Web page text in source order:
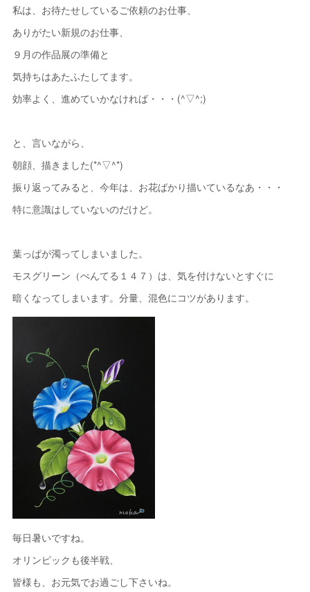
私は、お待たせしているご依頼のお仕事、
ありがたい新規のお仕事、
９月の作品展の準備と
気持ちはあたふたしてます。
効率よく、進めていかなければ・・・(^▽^;)
と、言いながら、
朝顔、描きました(*^▽^*)
振り返ってみると、今年は、お花ばかり描いているなあ・・・
特に意識はしていないのだけど。
葉っぱが濁ってしまいました。
モスグリーン（ぺんてる１４７）は、気を付けないとすぐに
暗くなってしまいます。分量、混色にコツがあります。
毎日暑いですね。
オリンピックも後半戦、
皆様も、お元気でお過ごし下さいね。